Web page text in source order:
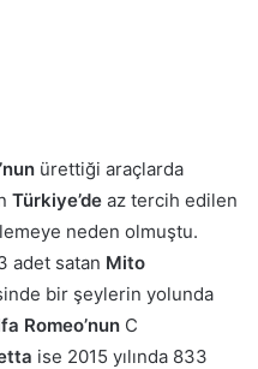
ürettiği araçlarda
Türkiye’de az tercih edilen
neden olmuştu.
adet satan Mito
bir şeylerin yolunda
Romeo’nun C
ise 2015 yılında 833